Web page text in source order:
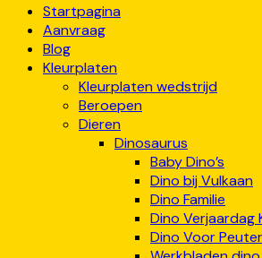
Startpagina
Aanvraag
Blog
Kleurplaten
Kleurplaten wedstrijd
Beroepen
Dieren
Dinosaurus
Baby Dino’s
Dino bij Vulkaan
Dino Familie
Dino Verjaardag
Dino Voor